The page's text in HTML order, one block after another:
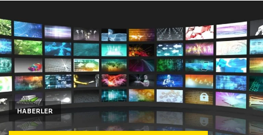
HABERLER
Araştırma